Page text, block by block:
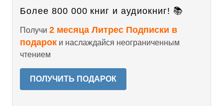
Более 800 000 книг и аудиокниг! 📚
Получи 2 месяца Литрес Подписки в
подарок и наслаждайся неограниченным
чтением
ПОЛУЧИТЬ ПОДАРОК